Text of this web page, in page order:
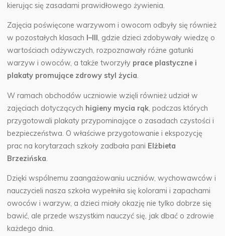
kierując się zasadami prawidłowego żywienia.
Zajęcia poświęcone warzywom i owocom odbyły się również
w pozostałych klasach I–III, gdzie dzieci zdobywały wiedzę o
wartościach odżywczych, rozpoznawały różne gatunki
warzyw i owoców, a także tworzyły prace plastyczne i
plakaty promujące zdrowy styl życia.
W ramach obchodów uczniowie wzięli również udział w
zajęciach dotyczących higieny mycia rąk , podczas których
przygotowali plakaty przypominające o zasadach czystości i
bezpieczeństwa. O właściwe przygotowanie i ekspozycję
prac na korytarzach szkoły zadbała pani Elżbieta
Brzezińska
Dzięki wspólnemu zaangażowaniu uczniów, wychowawców i
nauczycieli nasza szkoła wypełniła się kolorami i zapachami
owoców i warzyw, a dzieci miały okazję nie tylko dobrze się
bawić, ale przede wszystkim nauczyć się, jak dbać o zdrowie
każdego dnia.